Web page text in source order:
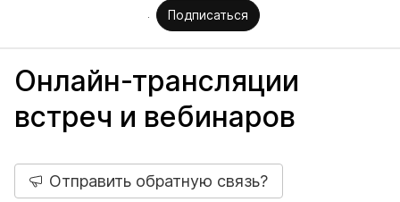
Подписаться
Онлайн-трансляции
встреч и вебинаров
Отправить обратную связь?